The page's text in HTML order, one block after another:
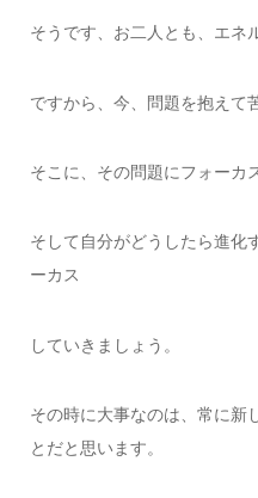
そうです、お二人とも、エネ
ですから、今、問題を抱えて
そこに、その問題にフォーカ
そして自分がどうしたら進化
ーカス
していきましょう。
その時に大事なのは、常に新
とだと思います。